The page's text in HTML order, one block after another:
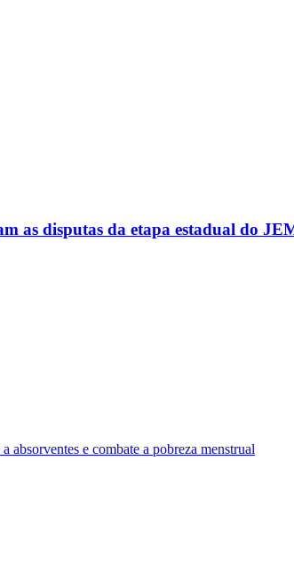
as disputas da etapa estadual do
absorventes e combate a pobreza menstrual